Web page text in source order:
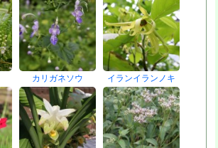
カリガネソウ イランイランノキ